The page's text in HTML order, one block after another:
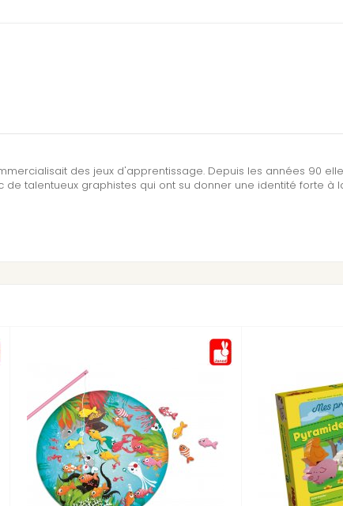
des jeux d'apprentissage. Depuis les années 90
talentueux graphistes qui ont su donner une identité forte à